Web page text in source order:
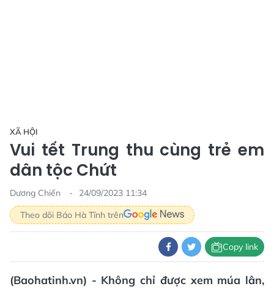
XÃ HỘI
Vui tết Trung thu cùng trẻ em
dân tộc Chứt
Dương Chiến
24/09/2023 11:34
Theo dõi Báo Hà Tĩnh trên
Copy link
(Baohatinh.vn) - Không chỉ được xem múa lân,